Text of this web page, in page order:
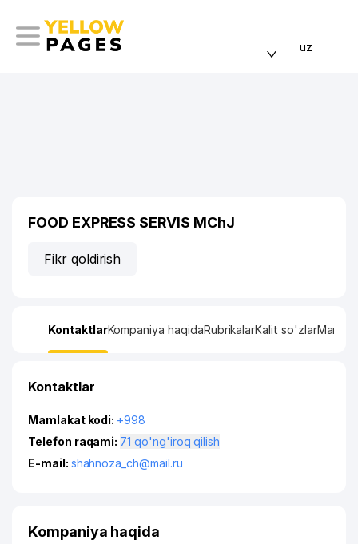
uz
FOOD EXPRESS SERVIS MChJ
Fikr qoldirish
KontaktlarKompaniya haqidaRubrikalarKalit so'zlarManzil
Kontaktlar
Mamlakat kodi: +998
Telefon raqami:
71 qo'ng'iroq qilish
E-mail: shahnoza_ch@mail.ru
Kompaniya haqida